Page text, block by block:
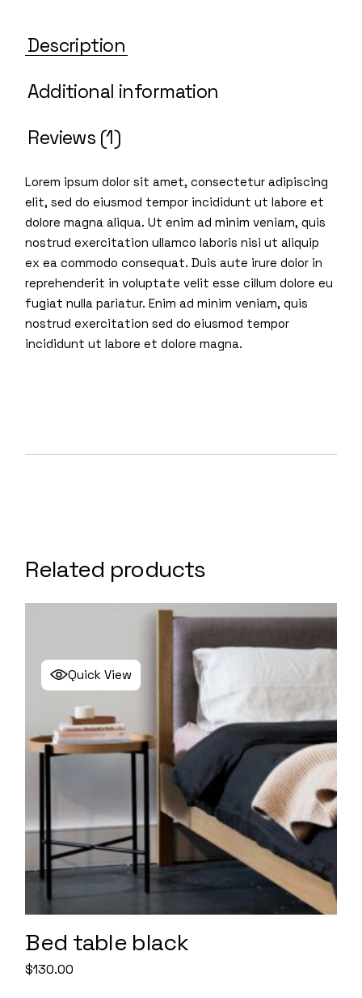
Description
Additional information
Reviews (1)
Lorem ipsum dolor sit amet, consectetur adipiscing
elit, sed do eiusmod tempor incididunt ut labore et
dolore magna aliqua. Ut enim ad minim veniam, quis
nostrud exercitation ullamco laboris nisi ut aliquip
ex ea commodo consequat. Duis aute irure dolor in
reprehenderit in voluptate velit esse cillum dolore eu
fugiat nulla pariatur. Enim ad minim veniam, quis
nostrud exercitation sed do eiusmod tempor
incididunt ut labore et dolore magna.
Related products
Quick View
Bed table black
$130.00